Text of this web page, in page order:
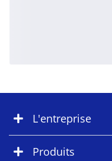
L'entreprise
Produits